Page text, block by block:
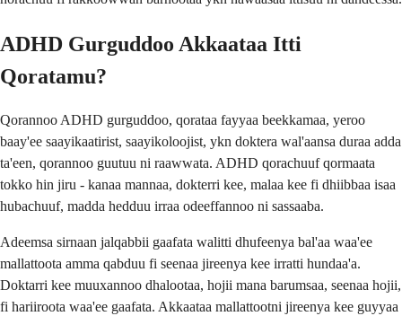
ADHD Gurguddoo Akkaataa Itti
Qoratamu?
Qorannoo ADHD gurguddoo, qorataa fayyaa beekkamaa, yeroo
baay'ee saayikaatirist, saayikoloojist, ykn doktera wal'aansa duraa adda
ta'een, qorannoo guutuu ni raawwata. ADHD qorachuuf qormaata
tokko hin jiru - kanaa mannaa, dokterri kee, malaa kee fi dhiibbaa isaa
hubachuuf, madda hedduu irraa odeeffannoo ni sassaaba.
Adeemsa sirnaan jalqabbii gaafata walitti dhufeenya bal'aa waa'ee
mallattoota amma qabduu fi seenaa jireenya kee irratti hundaa'a.
Doktarri kee muuxannoo dhalootaa, hojii mana barumsaa, seenaa hojii,
fi hariiroota waa'ee gaafata. Akkaataa mallattootni jireenya kee guyyaa